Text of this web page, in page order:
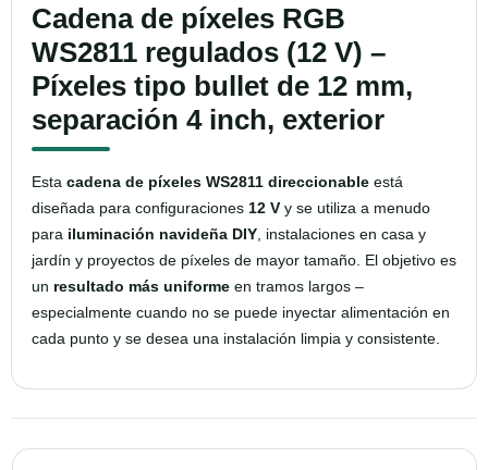
Cadena de píxeles RGB
WS2811 regulados (12 V) –
Píxeles tipo bullet de 12 mm,
separación 4 inch, exterior
Esta cadena de píxeles WS2811 direccionable está
diseñada para configuraciones 12 V y se utiliza a menudo
para iluminación navideña DIY, instalaciones en casa y
jardín y proyectos de píxeles de mayor tamaño. El objetivo es
un resultado más uniforme en tramos largos –
especialmente cuando no se puede inyectar alimentación en
cada punto y se desea una instalación limpia y consistente.